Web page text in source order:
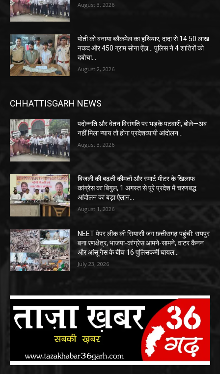
August 3, 2026
पोती को बनाया ब्लैकमेल का हथियार, दादा से 14.50 लाख
नकद और 450 ग्राम सोना ऐंठा… पुलिस ने 4 शातिरों को
दबोचा…
August 2, 2026
CHHATTISGARH NEWS
पदोन्नति और वेतन विसंगति पर भड़के पटवारी, बोले—अब
नहीं मिला न्याय तो होगा प्रदेशव्यापी आंदोलन…
August 3, 2026
बिजली की बढ़ती कीमतों और स्मार्ट मीटर के खिलाफ
कांग्रेस का बिगुल, 1 अगस्त से पूरे प्रदेश में चरणबद्ध
आंदोलन का बड़ा ऐलान…
August 1, 2026
NEET पेपर लीक की सियासी जंग छत्तीसगढ़ पहुंची: रायपुर
बना रणक्षेत्र, भाजपा-कांग्रेस आमने-सामने, वाटर कैनन
और आंसू गैस के बीच 16 पुलिसकर्मी घायल…
July 23, 2026